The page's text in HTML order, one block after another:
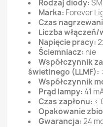
Rodzaj diody:
Marka: Forever
Czas
Liczba włączeń/
Napięcie pracy:
Ściemniacz: nie
Współczynnik
świetlnego (LLMF):
Współczynnik
Prąd lampy:41
Czas zapłonu: <
Opakowanie
Gwarancja:24